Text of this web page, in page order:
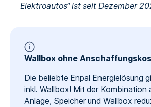
Elektroautos“ ist seit Dezember
Wallbox ohne
Die beliebte Enpal Energielösung
inkl. Wallbox! Mit der Kombination
Anlage, Speicher und Wallbox